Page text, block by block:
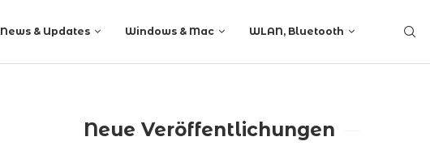
News & Updates Windows & Mac WLAN, Bluetooth
Neue Veröffentlichungen